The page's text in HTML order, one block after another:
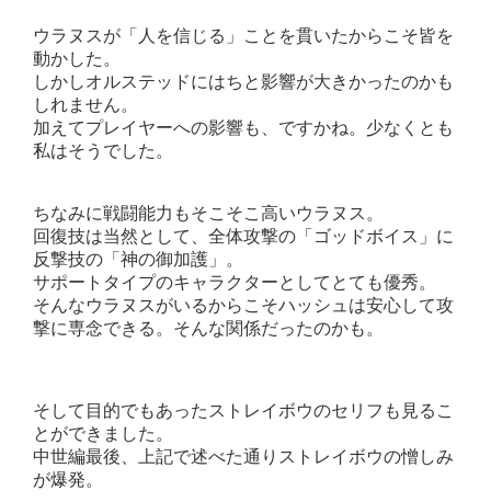
ウラヌスが「人を信じる」ことを貫いたからこそ皆を
動かした。
しかしオルステッドにはちと影響が大きかったのかも
しれません。
加えてプレイヤーへの影響も、ですかね。少なくとも
私はそうでした。
ちなみに戦闘能力もそこそこ高いウラヌス。
回復技は当然として、全体攻撃の「ゴッドボイス」に
反撃技の「神の御加護」。
サポートタイプのキャラクターとしてとても優秀。
そんなウラヌスがいるからこそハッシュは安心して攻
撃に専念できる。そんな関係だったのかも。
そして目的でもあったストレイボウのセリフも見るこ
とができました。
中世編最後、上記で述べた通りストレイボウの憎しみ
が爆発。